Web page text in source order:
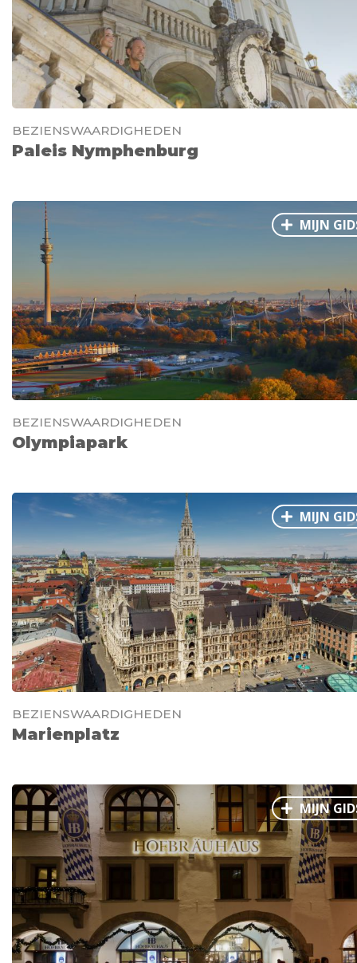
BEZIENSWAARDIGHEDEN
Paleis Nymphenburg
MIJN
BEZIENSWAARDIGHEDEN
Olympiapark
MIJN
BEZIENSWAARDIGHEDEN
Marienplatz
MIJN